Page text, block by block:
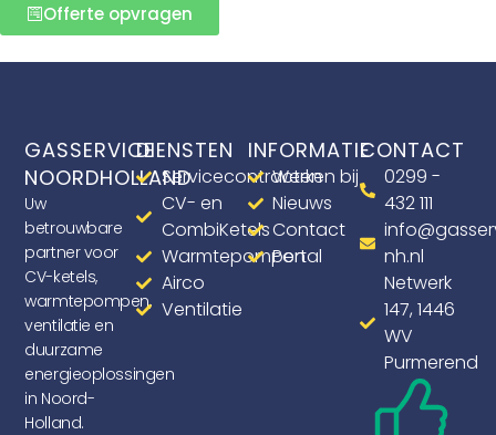
Offerte opvragen
GASSERVICE
NOORDHOLLAND
Uw
betrouwbare
partner voor
CV-ketels,
warmtepompen,
ventilatie en
duurzame
energieoplossingen
in Noord-
Holland.
DIENSTEN
Servicecontracten
CV- en
CombiKetels
Warmtepompen
Airco
Ventilatie
INFORMATIE
Werken bij
Nieuws
Contact
Portal
CONTACT
0299 -
432 111
nh.nl
Netwerk
147, 1446
WV
Purmerend